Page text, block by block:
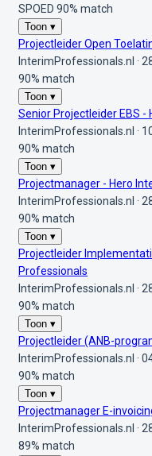
SPOED 90% match
Toon ▾
Projectleider Open
InterimProfessionals.nl ·
90% match
Toon ▾
Senior Projectleider EBS
InterimProfessionals.nl ·
90% match
Toon ▾
Projectmanager - Hero
InterimProfessionals.nl ·
90% match
Toon ▾
Projectleider
Professionals
InterimProfessionals.nl ·
90% match
Toon ▾
Projectleider (ANB-
InterimProfessionals.nl ·
90% match
Toon ▾
Projectmanager E-
InterimProfessionals.nl ·
89% match